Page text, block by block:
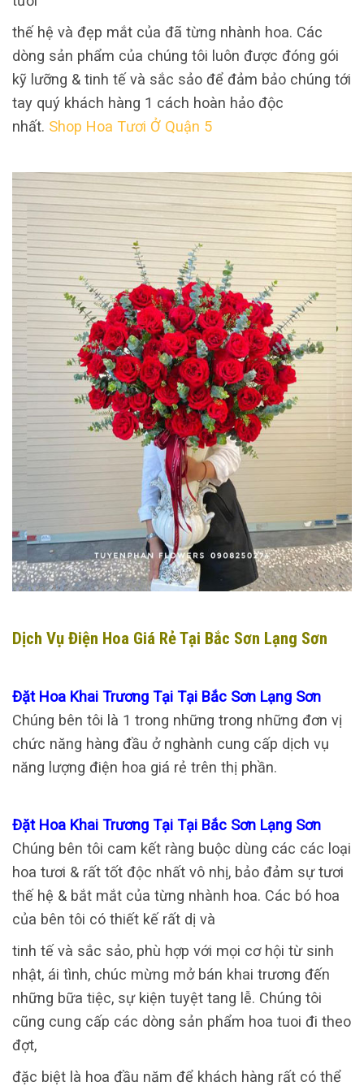
thế hệ và đẹp mắt của đã từng nhành hoa. Các
dòng sản phẩm của chúng tôi luôn được đóng gói
kỹ lưỡng & tinh tế và sắc sảo để đảm bảo chúng tới
tay quý khách hàng 1 cách hoàn hảo độc
nhất. Shop Hoa Tươi Ở Quận 5
Dịch Vụ Điện Hoa Giá Rẻ Tại Bắc Sơn Lạng Sơn
Đặt Hoa Khai Trương Tại Tại Bắc Sơn Lạng Sơn
Chúng bên tôi là 1 trong những trong những đơn vị
chức năng hàng đầu ở nghành cung cấp dịch vụ
năng lượng điện hoa giá rẻ trên thị phần.
Đặt Hoa Khai Trương Tại Tại Bắc Sơn Lạng Sơn
Chúng bên tôi cam kết ràng buộc dùng các các loại
hoa tươi & rất tốt độc nhất vô nhị, bảo đảm sự tươi
thế hệ & bắt mắt của từng nhành hoa. Các bó hoa
của bên tôi có thiết kế rất dị và
tinh tế và sắc sảo, phù hợp với mọi cơ hội từ sinh
nhật, ái tình, chúc mừng mở bán khai trương đến
những bữa tiệc, sự kiện tuyệt tang lễ. Chúng tôi
cũng cung cấp các dòng sản phẩm hoa tuoi đi theo
đợt,
đặc biệt là hoa đầu năm để khách hàng rất có thể